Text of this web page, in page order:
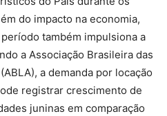
do impacto na economia,
também impulsiona a
a Associação Brasileira das
a demanda por locação
registrar crescimento de
juninas em comparação